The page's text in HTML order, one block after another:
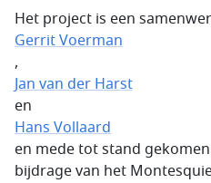
Het project is een
Gerrit Voerman
,
Jan van der Harst
en
Hans Vollaard
en mede tot stand
bijdrage van het